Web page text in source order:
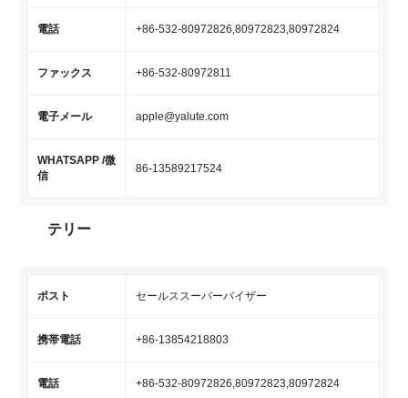
電話 +86-532-80972826,80972823,80972824
ファックス +86-532-80972811
電子メール apple@yalute.com
WHATSAPP /微
信
86-13589217524
テリー
ポスト セールススーパーバイザー
携帯電話 +86-13854218803
電話 +86-532-80972826,80972823,80972824